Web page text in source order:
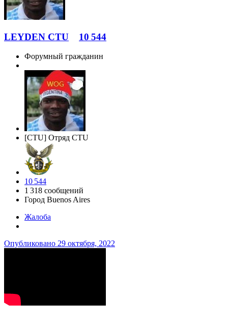
LEYDEN CTU 10 544
Форумный гражданин
[CTU] Отряд CTU
10 544
1 318 сообщений
Город Buenos Aires
Жалоба
Опубликовано 29 октября, 2022